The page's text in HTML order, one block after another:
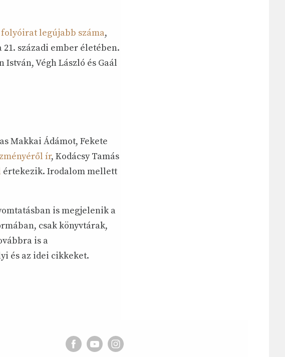
folyóirat legújabb száma,
századi ember életében.
Végh László és Gaál
Makkai Ádámot, Fekete
ír, Kodácsy Tamás
értekezik. Irodalom mellett
is megjelenik a
csak könyvtárak,
is a
és az idei cikkeket.